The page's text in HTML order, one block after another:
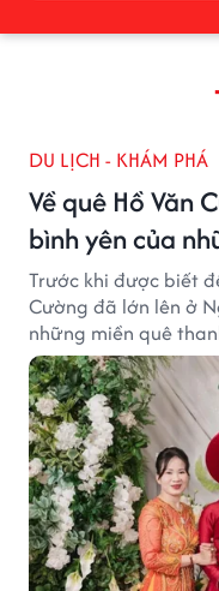
DU LỊCH - KHÁM PHÁ
Về quê Hồ Văn
bình yên của
Trước khi được biết
Cường đã lớn lên ở
những miền quê
khách bằng cánh
sống chậm đầy bình